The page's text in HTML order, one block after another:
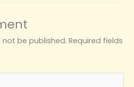
not be published. Required fields